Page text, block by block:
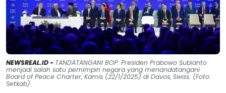
NEWSREAL.ID - TANDATANGANI BOP: Presiden Prabowo Subianto
menjadi salah satu pemimpin negara yang menandatangani
Board of Peace Charter, Kamis (22/1/2025) di Davos, Swiss. (Foto:
Setkab)